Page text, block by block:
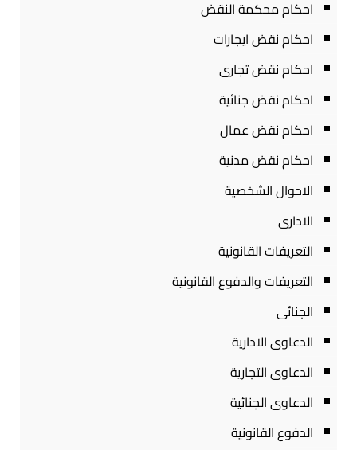
احكام محكمة النقض
احكام نقض ايجارات
احكام نقض تجارى
احكام نقض جنائية
احكام نقض عمال
احكام نقض مدنية
الاحوال الشخصية
الادارى
التعريفات القانونية
التعريفات والدفوع القانونية
الجنائى
الدعاوى الادارية
الدعاوى التجارية
الدعاوى الجنائية
الدفوع القانونية